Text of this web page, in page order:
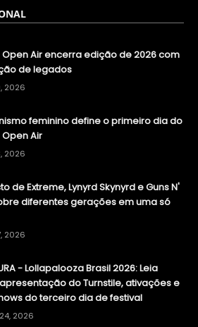
Open Air encerra edição de 2026 com
de legados
2026
feminino define o primeiro dia do
Air
2026
de Extreme, Lynyrd Skynyrd e Guns N'
diferentes gerações em uma só
2026
- Lollapalooza Brasil 2026: Leia
do Turnstile, ativações e
do terceiro dia de festival
2026